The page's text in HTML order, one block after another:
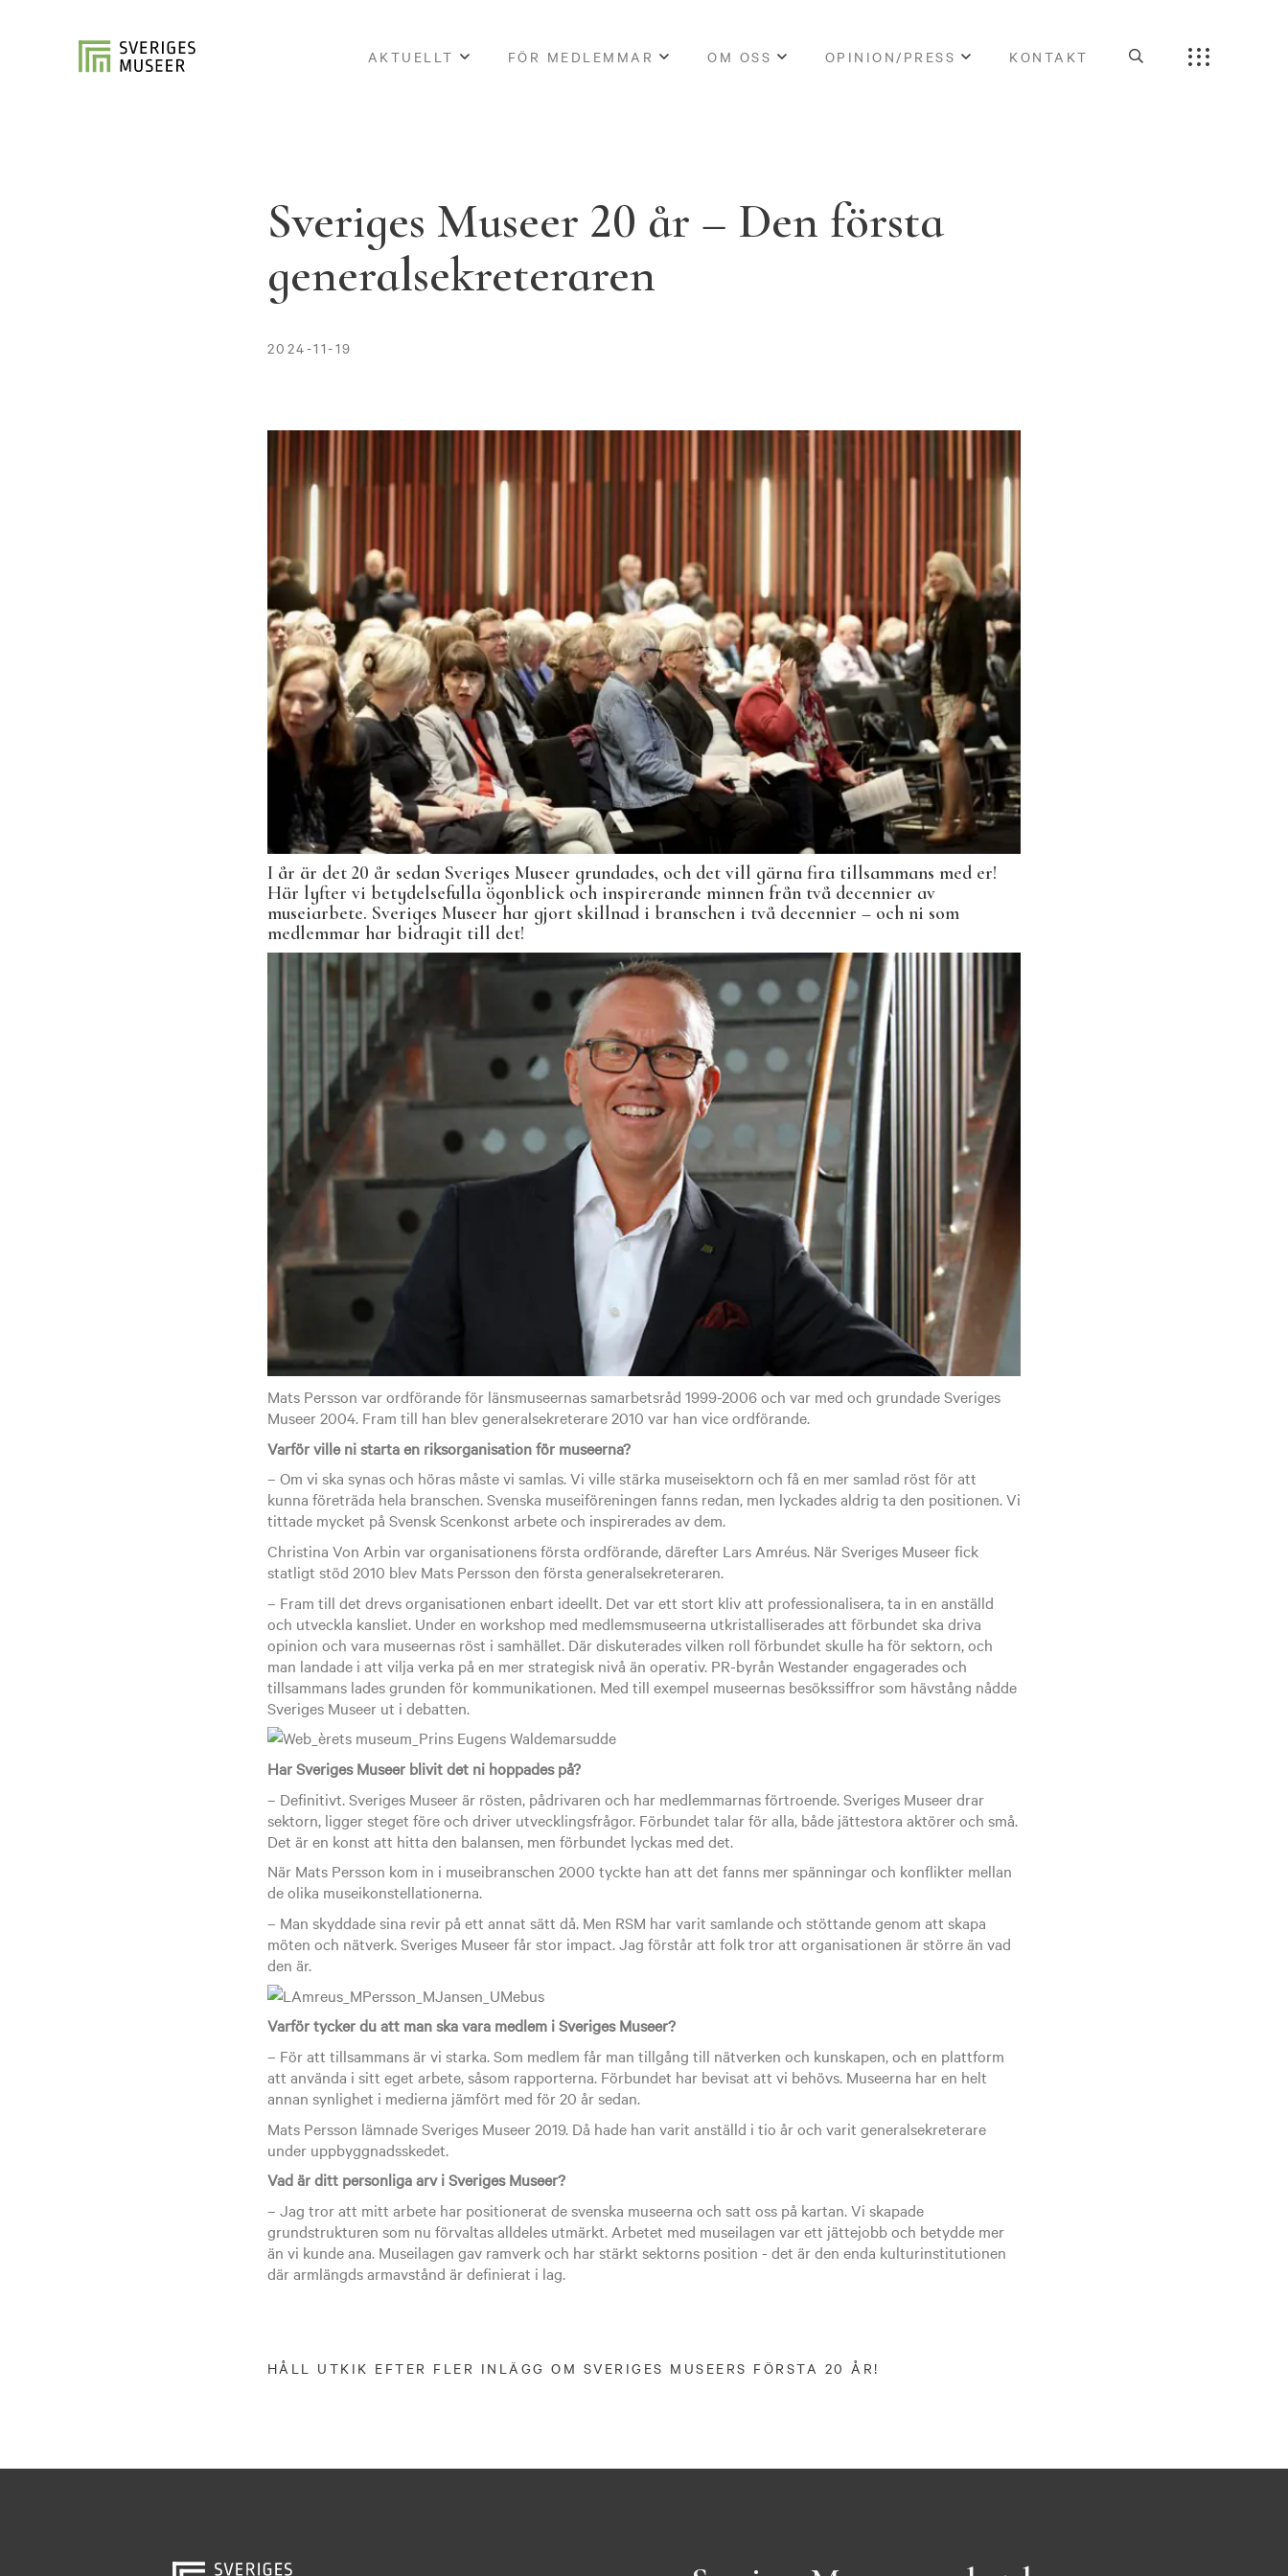
AKTUELLT FÖR MEDLEMMAR OM OSS OPINION/PRESS KONTAKT
Sveriges Museer 20 år – Den första
generalsekreteraren
2024-11-19
I år är det 20 år sedan Sveriges Museer grundades, och det vill gärna fira tillsammans med er!
Här lyfter vi betydelsefulla ögonblick och inspirerande minnen från två decennier av
museiarbete. Sveriges Museer har gjort skillnad i branschen i två decennier – och ni som
medlemmar har bidragit till det!
Mats Persson var ordförande för länsmuseernas samarbetsråd 1999-2006 och var med och grundade Sveriges
Museer 2004. Fram till han blev generalsekreterare 2010 var han vice ordförande.
Varför ville ni starta en riksorganisation för museerna?
– Om vi ska synas och höras måste vi samlas. Vi ville stärka museisektorn och få en mer samlad röst för att
kunna företräda hela branschen. Svenska museiföreningen fanns redan, men lyckades aldrig ta den positionen. Vi
tittade mycket på Svensk Scenkonst arbete och inspirerades av dem.
Christina Von Arbin var organisationens första ordförande, därefter Lars Amréus. När Sveriges Museer fick
statligt stöd 2010 blev Mats Persson den första generalsekreteraren.
– Fram till det drevs organisationen enbart ideellt. Det var ett stort kliv att professionalisera, ta in en anställd
och utveckla kansliet. Under en workshop med medlemsmuseerna utkristalliserades att förbundet ska driva
opinion och vara museernas röst i samhället. Där diskuterades vilken roll förbundet skulle ha för sektorn, och
man landade i att vilja verka på en mer strategisk nivå än operativ. PR-byrån Westander engagerades och
tillsammans lades grunden för kommunikationen. Med till exempel museernas besökssiffror som hävstång nådde
Sveriges Museer ut i debatten.
Har Sveriges Museer blivit det ni hoppades på?
– Definitivt. Sveriges Museer är rösten, pådrivaren och har medlemmarnas förtroende. Sveriges Museer drar
sektorn, ligger steget före och driver utvecklingsfrågor. Förbundet talar för alla, både jättestora aktörer och små.
Det är en konst att hitta den balansen, men förbundet lyckas med det.
När Mats Persson kom in i museibranschen 2000 tyckte han att det fanns mer spänningar och konflikter mellan
de olika museikonstellationerna.
– Man skyddade sina revir på ett annat sätt då. Men RSM har varit samlande och stöttande genom att skapa
möten och nätverk. Sveriges Museer får stor impact. Jag förstår att folk tror att organisationen är större än vad
den är.
Varför tycker du att man ska vara medlem i Sveriges Museer?
– För att tillsammans är vi starka. Som medlem får man tillgång till nätverken och kunskapen, och en plattform
att använda i sitt eget arbete, såsom rapporterna. Förbundet har bevisat att vi behövs. Museerna har en helt
annan synlighet i medierna jämfört med för 20 år sedan.
Mats Persson lämnade Sveriges Museer 2019. Då hade han varit anställd i tio år och varit generalsekreterare
under uppbyggnadsskedet.
Vad är ditt personliga arv i Sveriges Museer?
– Jag tror att mitt arbete har positionerat de svenska museerna och satt oss på kartan. Vi skapade
grundstrukturen som nu förvaltas alldeles utmärkt. Arbetet med museilagen var ett jättejobb och betydde mer
än vi kunde ana. Museilagen gav ramverk och har stärkt sektorns position - det är den enda kulturinstitutionen
där armlängds armavstånd är definierat i lag.
HÅLL UTKIK EFTER FLER INLÄGG OM SVERIGES MUSEERS FÖRSTA 20 ÅR!